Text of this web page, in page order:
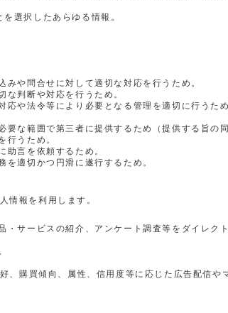
選択したあらゆる情報。
や問合せに対して適切な対応を行うため。
判断や対応を行うため。
や法令等により必要となる管理を適切に行うため
な範囲で第三者に提供するため（提供する旨の
行うため。
助言を依頼するため。
適切かつ円滑に遂行するため。
情報を利用します。
サービスの紹介、アンケート調査等をダイレク
購買傾向、属性、信用度等に応じた広告配信や